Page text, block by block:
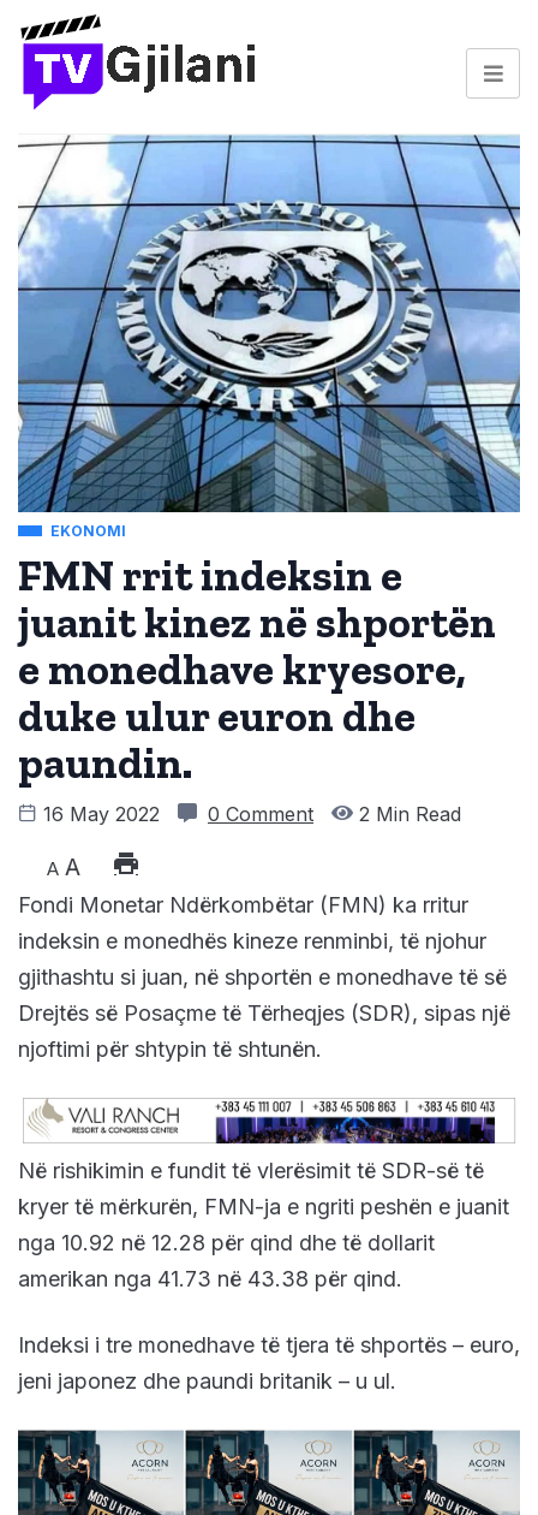
EKONOMI
FMN rrit indeksin e
juanit kinez në shportën
e monedhave kryesore,
duke ulur euron dhe
paundin.
16 May 2022 0 Comment 2 Min Read
A A
Fondi Monetar Ndërkombëtar (FMN) ka rritur
indeksin e monedhës kineze renminbi, të njohur
gjithashtu si juan, në shportën e monedhave të së
Drejtës së Posaçme të Tërheqjes (SDR), sipas një
njoftimi për shtypin të shtunën.
Në rishikimin e fundit të vlerësimit të SDR-së të
kryer të mërkurën, FMN-ja e ngriti peshën e juanit
nga 10.92 në 12.28 për qind dhe të dollarit
amerikan nga 41.73 në 43.38 për qind.
Indeksi i tre monedhave të tjera të shportës – euro,
jeni japonez dhe paundi britanik – u ul.